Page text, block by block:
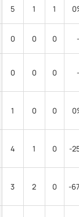
5 1 1
0 0 0 -
0 0 0 -
1 0 0
4 1 0 -
3 2 0 -